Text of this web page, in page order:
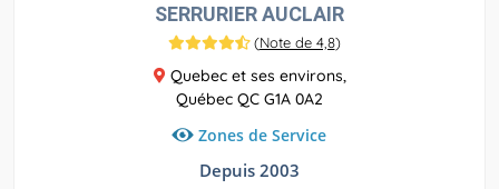
SERRURIER AUCLAIR
(Note de 4,8)
Quebec et ses environs,
Québec QC G1A 0A2
Zones de Service
Depuis 2003